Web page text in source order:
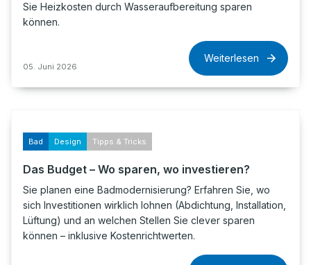
Sie Heizkosten durch Wasseraufbereitung sparen
können.
05. Juni 2026
Weiterlesen
Bad Design Tipps & Tricks
Das Budget – Wo sparen, wo investieren?
Sie planen eine Badmodernisierung? Erfahren Sie, wo
sich Investitionen wirklich lohnen (Abdichtung, Installation,
Lüftung) und an welchen Stellen Sie clever sparen
können – inklusive Kostenrichtwerten.